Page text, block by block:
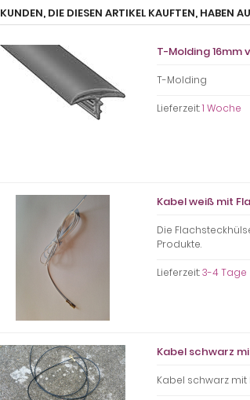
KUNDEN, DIE DIESEN ARTIKEL KAUFTEN, HABEN
T-Molding
T-Molding
Lieferzeit:1 Woche
Kabel weiß mit
Die
Produkte.
Lieferzeit:3-4 Tage
Kabel schwarz
Kabel schwarz mit